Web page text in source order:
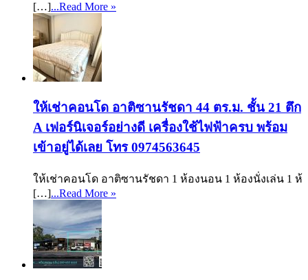
[…]...Read More »
ให้เช่าคอนโด อาติซานรัชดา 44 ตร.ม. ชั้น 21 ตึก
A เฟอร์นิเจอร์อย่างดี เครื่องใช้ไฟฟ้าครบ พร้อม
เข้าอยู่ได้เลย โทร 0974563645
ให้เช่าคอนโด อาติซานรัชดา 1 ห้องนอน 1 ห้องนั่งเล่น 1 ห้
[…]...Read More »